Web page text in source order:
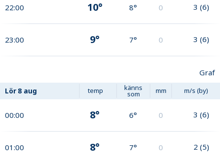
22:00 10° 8° 0 3 (6)
23:00 9° 7° 0 3 (6)
Graf
Lör 8 aug temp känns
som mm m/s (by)
00:00 8° 6° 0 3 (6)
01:00 8° 7° 0 2 (5)